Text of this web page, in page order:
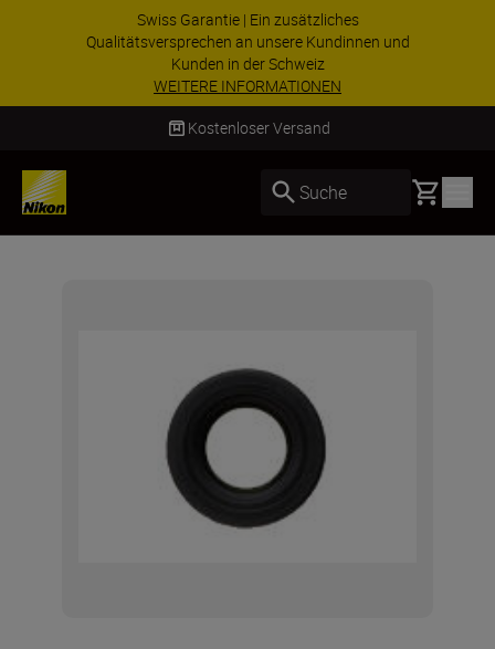
Swiss Garantie | Ein zusätzliches
Qualitätsversprechen an unsere Kundinnen und
Kunden in der Schweiz
WEITERE INFORMATIONEN
Kostenloser Versand
Suche Basket